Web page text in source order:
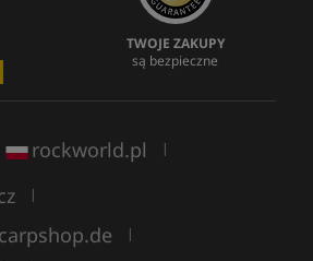
TWOJE ZAKUPY
są bezpieczne
rockworld.pl |
|
|